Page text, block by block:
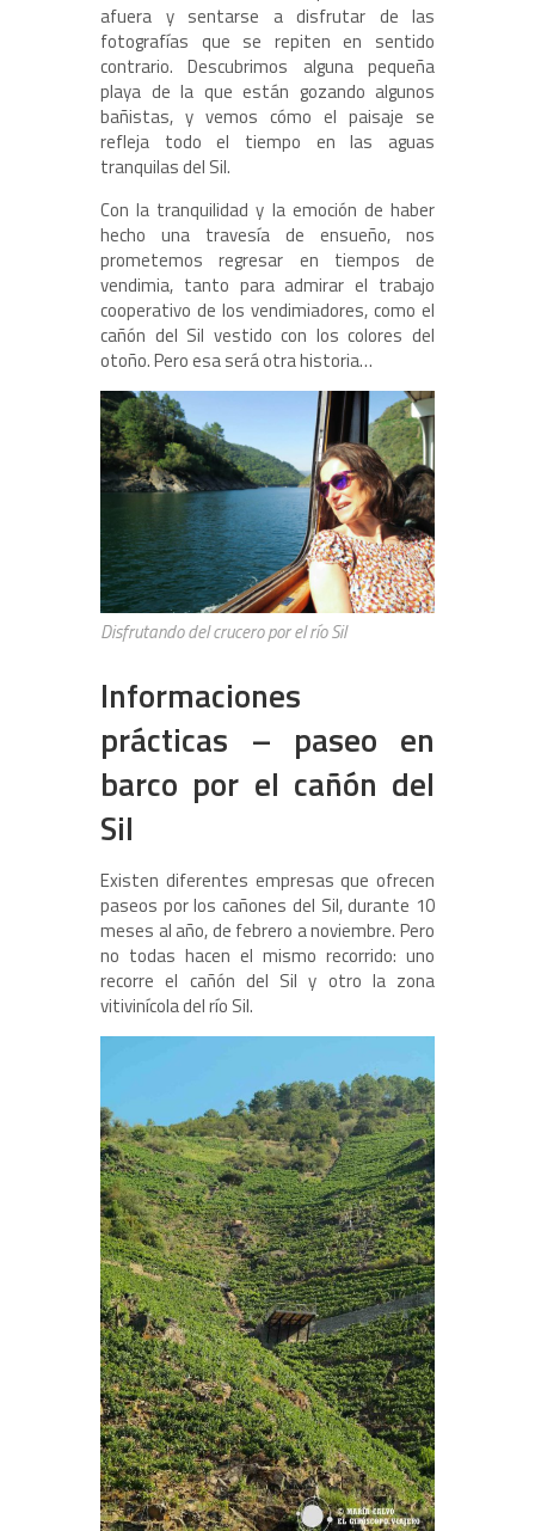
afuera y sentarse a disfrutar de las
fotografías que se repiten en sentido
contrario. Descubrimos alguna pequeña
playa de la que están gozando algunos
bañistas, y vemos cómo el paisaje se
refleja todo el tiempo en las aguas
tranquilas del Sil.
Con la tranquilidad y la emoción de haber
hecho una travesía de ensueño, nos
prometemos regresar en tiempos de
vendimia, tanto para admirar el trabajo
cooperativo de los vendimiadores, como el
cañón del Sil vestido con los colores del
otoño. Pero esa será otra historia…
Disfrutando del crucero por el río Sil
Informaciones
prácticas – paseo en
barco por el cañón del
Sil
Existen diferentes empresas que ofrecen
paseos por los cañones del Sil, durante 10
meses al año, de febrero a noviembre. Pero
no todas hacen el mismo recorrido: uno
recorre el cañón del Sil y otro la zona
vitivinícola del río Sil.